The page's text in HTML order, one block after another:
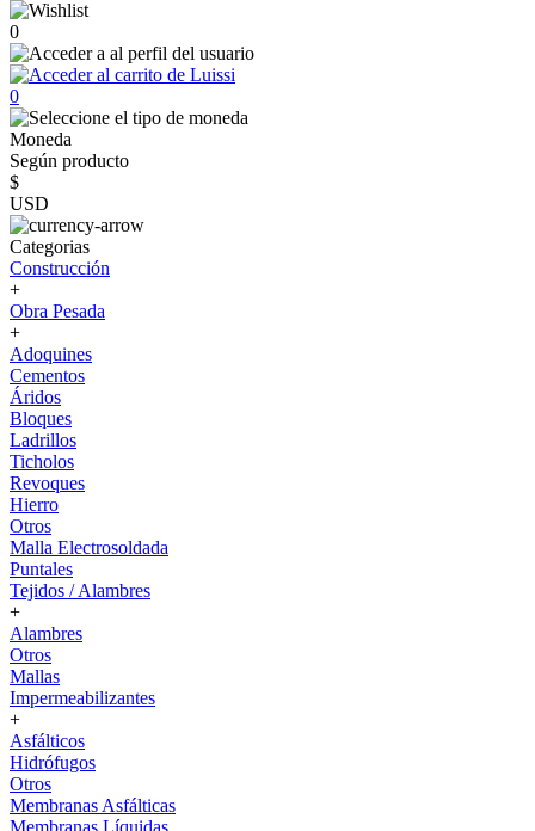
0
0
Moneda
Según producto
$
USD
Categorias
Construcción
+
Obra Pesada
+
Adoquines
Cementos
Áridos
Bloques
Ladrillos
Ticholos
Revoques
Hierro
Otros
Malla Electrosoldada
Puntales
Tejidos / Alambres
+
Alambres
Otros
Mallas
Impermeabilizantes
+
Asfálticos
Hidrófugos
Otros
Membranas Asfálticas
Membranas Líquidas